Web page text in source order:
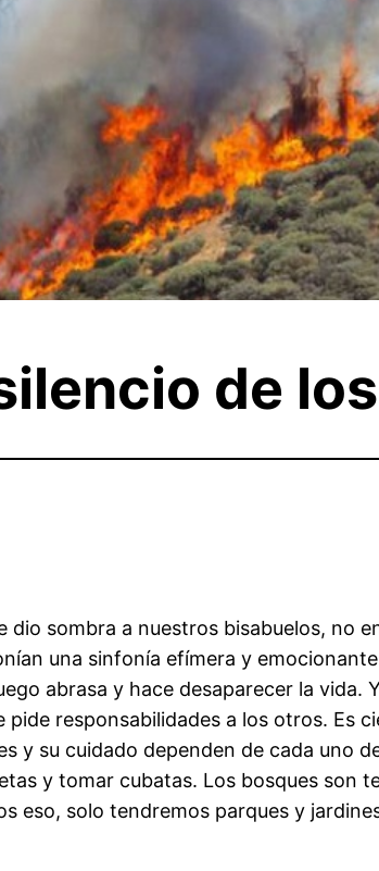
de
dio sombra a nuestros bisabuelos,
una sinfonía efímera y
abrasa y hace desaparecer la
responsabilidades a los otros.
y su cuidado dependen de cada uno
y tomar cubatas. Los bosques son
eso, solo tendremos parques y